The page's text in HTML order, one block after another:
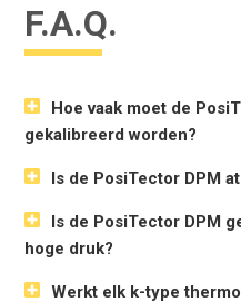
F.A.Q.
Hoe vaak moet de
gekalibreerd worden?
Is de PosiTector DPM
Is de PosiTector DPM
hoge druk?
Werkt elk k-type